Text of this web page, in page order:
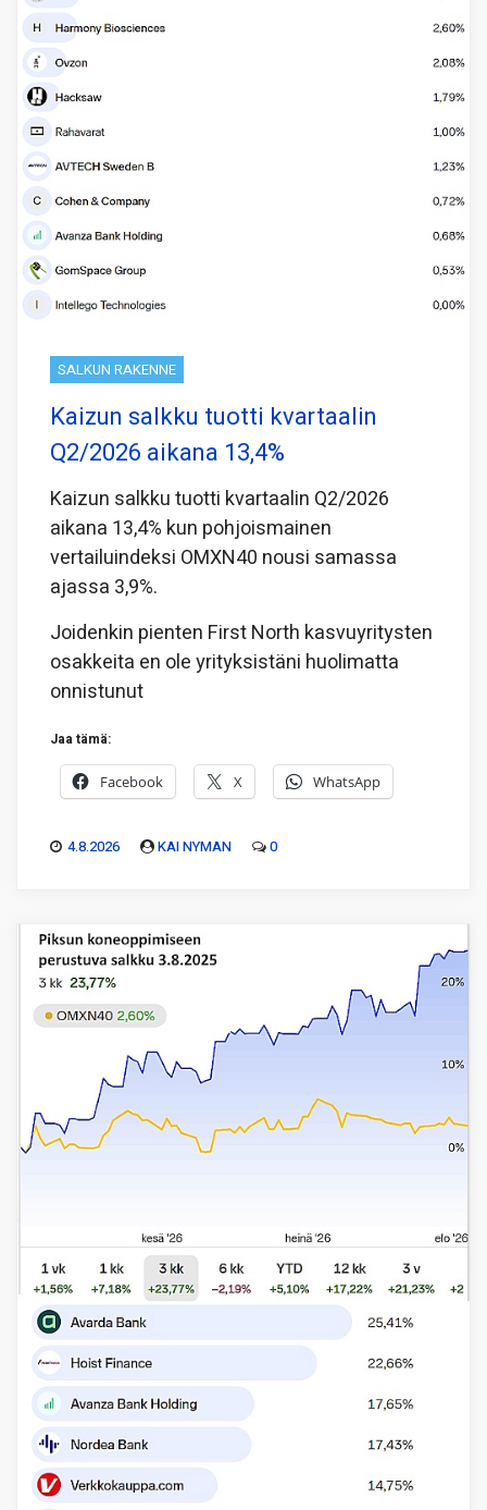
SALKUN RAKENNE
Kaizun salkku tuotti kvartaalin
Q2/2026 aikana 13,4%
Kaizun salkku tuotti kvartaalin Q2/2026
aikana 13,4% kun pohjoismainen
vertailuindeksi OMXN40 nousi samassa
ajassa 3,9%.
Joidenkin pienten First North kasvuyritysten
osakkeita en ole yrityksistäni huolimatta
onnistunut
Jaa tämä:
Facebook X WhatsApp
4.8.2026 KAI NYMAN 0